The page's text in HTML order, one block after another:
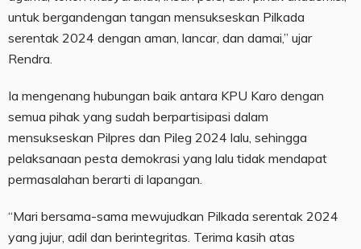
untuk bergandengan tangan mensukseskan Pilkada
serentak 2024 dengan aman, lancar, dan damai,” ujar
Rendra.
Ia mengenang hubungan baik antara KPU Karo dengan
semua pihak yang sudah berpartisipasi dalam
mensukseskan Pilpres dan Pileg 2024 lalu, sehingga
pelaksanaan pesta demokrasi yang lalu tidak mendapat
permasalahan berarti di lapangan.
“Mari bersama-sama mewujudkan Pilkada serentak 2024
yang jujur, adil dan berintegritas. Terima kasih atas